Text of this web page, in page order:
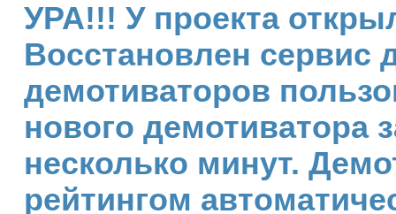
УРА!!! У проекта
Восстановлен сервис
демотиваторов
нового демотиватора
несколько минут.
рейтингом